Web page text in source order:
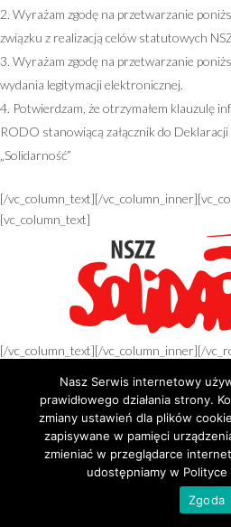
Wyrażam zgodę na przetwarzanie
związku z realizacją celów statutowych
Wyrażam zgodę na przetwarzanie
wydania legitymacji elektronicznej.
Potwierdzam, że otrzymałem klauzulę
RODO stanowiącą załącznik do
„Solidarność”
[/vc_column_text][/
[vc_column_text]
[/vc_column_text][/vc_column_inner][/
[/vc_column][/vc_row]
Nasz Serwis internetowy
prawidłowego działania strony.
zmiany ustawień dla plików
zapisywane w pamięci
zmieniać w przeglądarce
udostępniamy w
Zgoda